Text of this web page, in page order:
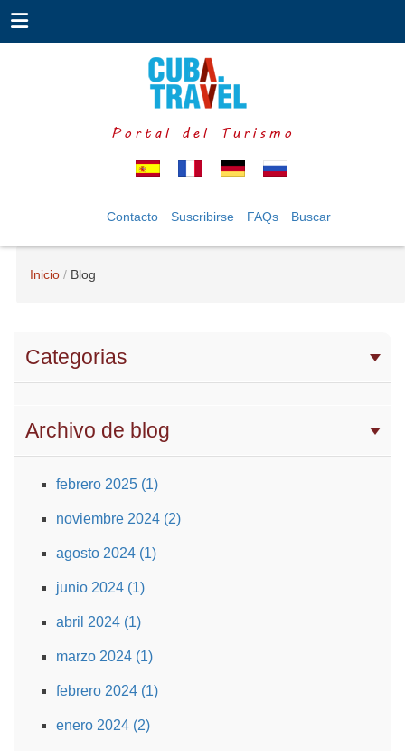
Portal del Turismo
Contacto Suscribirse FAQs Buscar
Inicio Blog
Categorias
Archivo de blog
febrero 2025 (1)
noviembre 2024 (2)
agosto 2024 (1)
junio 2024 (1)
abril 2024 (1)
marzo 2024 (1)
febrero 2024 (1)
enero 2024 (2)